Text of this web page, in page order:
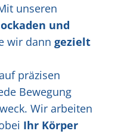
unseren
und
wir dann gezielt
präzisen
Bewegung
Wir arbeiten
Ihr Körper